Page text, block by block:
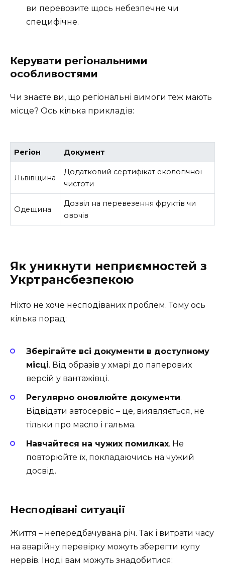
ви перевозите щось небезпечне чи
специфічне.
Керувати регіональними
особливостями
Чи знаєте ви, що регіональні вимоги теж мають
місце? Ось кілька прикладів:
Регіон Документ
Львівщина
Додатковий сертифікат екологічної
чистоти
Одещина
Дозвіл на перевезення фруктів чи
овочів
Як уникнути неприємностей з
Укртрансбезпекою
Ніхто не хоче несподіваних проблем. Тому ось
кілька порад:
Зберігайте всі документи в доступному
місці. Від образів у хмарі до паперових
версій у вантажівці.
Регулярно оновлюйте документи.
Відвідати автосервіс – це, виявляється, не
тільки про масло і гальма.
Навчайтеся на чужих помилках. Не
повторюйте їх, покладаючись на чужий
досвід.
Несподівані ситуації
Життя – непередбачувана річ. Так і витрати часу
на аварійну перевірку можуть зберегти купу
нервів. Іноді вам можуть знадобитися: